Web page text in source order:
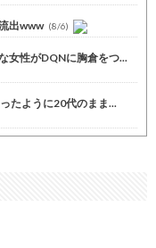
出www (8/6)
女性がDQNに胸倉をつ...
たように20代のまま...
女性がDQNに胸倉をつ...